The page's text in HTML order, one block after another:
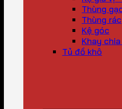
Thùng
Thùng rác
Kệ góc
Khay
Tủ đồ khô